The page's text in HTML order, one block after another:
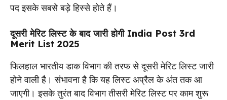
पद इसके सबसे बड़े हिस्से होते हैं।
दूसरी मेरिट लिस्ट के बाद जारी होगी India Post 3rd
Merit List 2025
फिलहाल भारतीय डाक विभाग की तरफ से दूसरी मेरिट लिस्ट जारी
होने वाली है। संभावना है कि यह लिस्ट अप्रैल के अंत तक आ
जाएगी। इसके तुरंत बाद विभाग तीसरी मेरिट लिस्ट पर काम शुरू